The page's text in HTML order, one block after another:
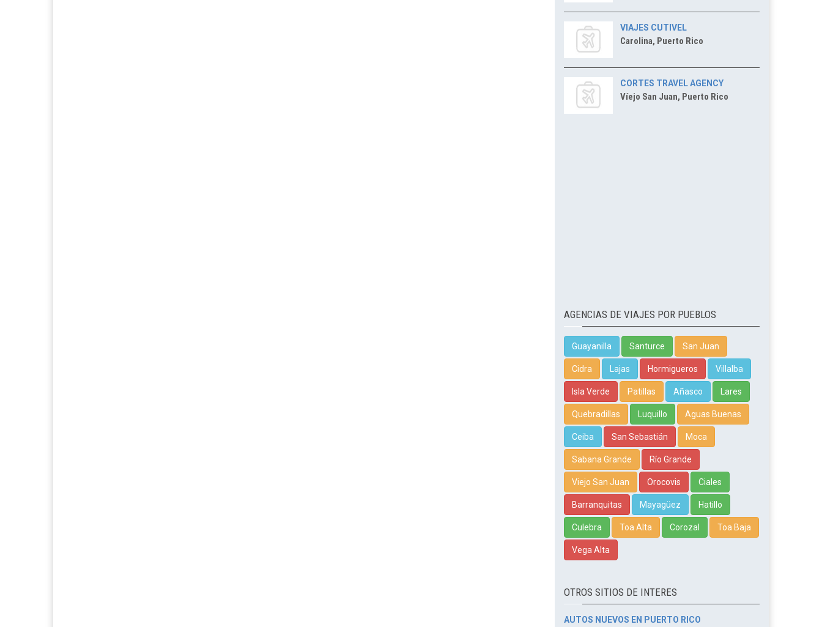
VIAJES CUTIVEL
Carolina, Puerto Rico
CORTES TRAVEL AGENCY
Víejo San Juan, Puerto Rico
AGENCIAS DE VIAJES POR PUEBLOS
Guayanilla Santurce San Juan
Cidra Lajas Hormigueros Villalba
Isla Verde Patillas Añasco Lares
Quebradillas Luquillo Aguas Buenas
Ceiba San Sebastián Moca
Sabana Grande Río Grande
Viejo San Juan Orocovis Ciales
Barranquitas Mayagüez Hatillo
Culebra Toa Alta Corozal Toa Baja
Vega Alta
OTROS SITIOS DE INTERES
AUTOS NUEVOS EN PUERTO RICO